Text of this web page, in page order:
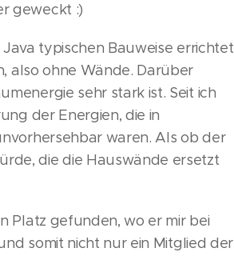
geweckt :)
typischen Bauweise errichtet
also ohne Wände. Darüber
sehr stark ist. Seit ich
der Energien, die in
waren. Als ob der
die die Hauswände ersetzt
Platz gefunden, wo er mir bei
somit nicht nur ein Mitglied der